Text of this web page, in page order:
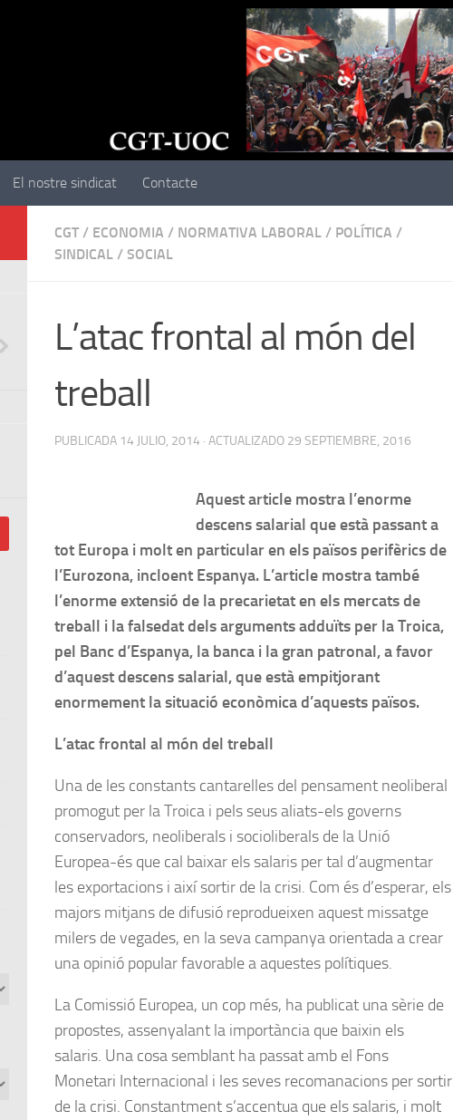
El nostre sindicat Contacte
CGT / ECONOMIA / NORMATIVA LABORAL / POLÍTICA /
SINDICAL / SOCIAL
L’atac frontal al món del
treball
PUBLICADA 14 JULIO, 2014 · ACTUALIZADO 29 SEPTIEMBRE, 2016
Aquest article mostra l’enorme
descens salarial que està passant a
tot Europa i molt en particular en els països perifèrics de
l’Eurozona, incloent Espanya. L’article mostra també
l’enorme extensió de la precarietat en els mercats de
treball i la falsedat dels arguments adduïts per la Troica,
pel Banc d’Espanya, la banca i la gran patronal, a favor
d’aquest descens salarial, que està empitjorant
enormement la situació econòmica d’aquests països.
L’atac frontal al món del treball
Una de les constants cantarelles del pensament neoliberal
promogut per la Troica i pels seus aliats-els governs
conservadors, neoliberals i socioliberals de la Unió
Europea-és que cal baixar els salaris per tal d’augmentar
les exportacions i així sortir de la crisi. Com és d’esperar, els
majors mitjans de difusió reprodueixen aquest missatge
milers de vegades, en la seva campanya orientada a crear
una opinió popular favorable a aquestes polítiques.
La Comissió Europea, un cop més, ha publicat una sèrie de
propostes, assenyalant la importància que baixin els
salaris. Una cosa semblant ha passat amb el Fons
Monetari Internacional i les seves recomanacions per sortir
de la crisi. Constantment s’accentua que els salaris, i molt